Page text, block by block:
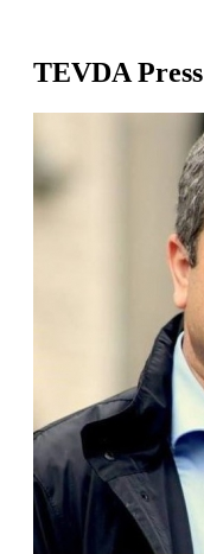
TEVDA Press